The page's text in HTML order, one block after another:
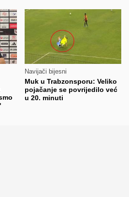
Navijači bijesni
Muk u Trabzonsporu: Veliko
pojačanje se povrijedilo već
u 20. minuti